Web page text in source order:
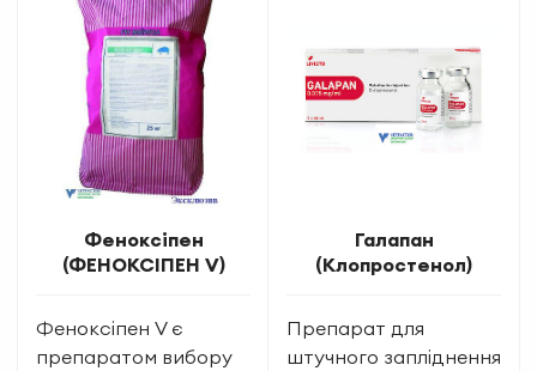
Феноксіпен
(ФЕНОКСІПЕН V)
Феноксіпен V є
препаратом вибору
Галапан
(Клопростенол)
Препарат для
штучного запліднення